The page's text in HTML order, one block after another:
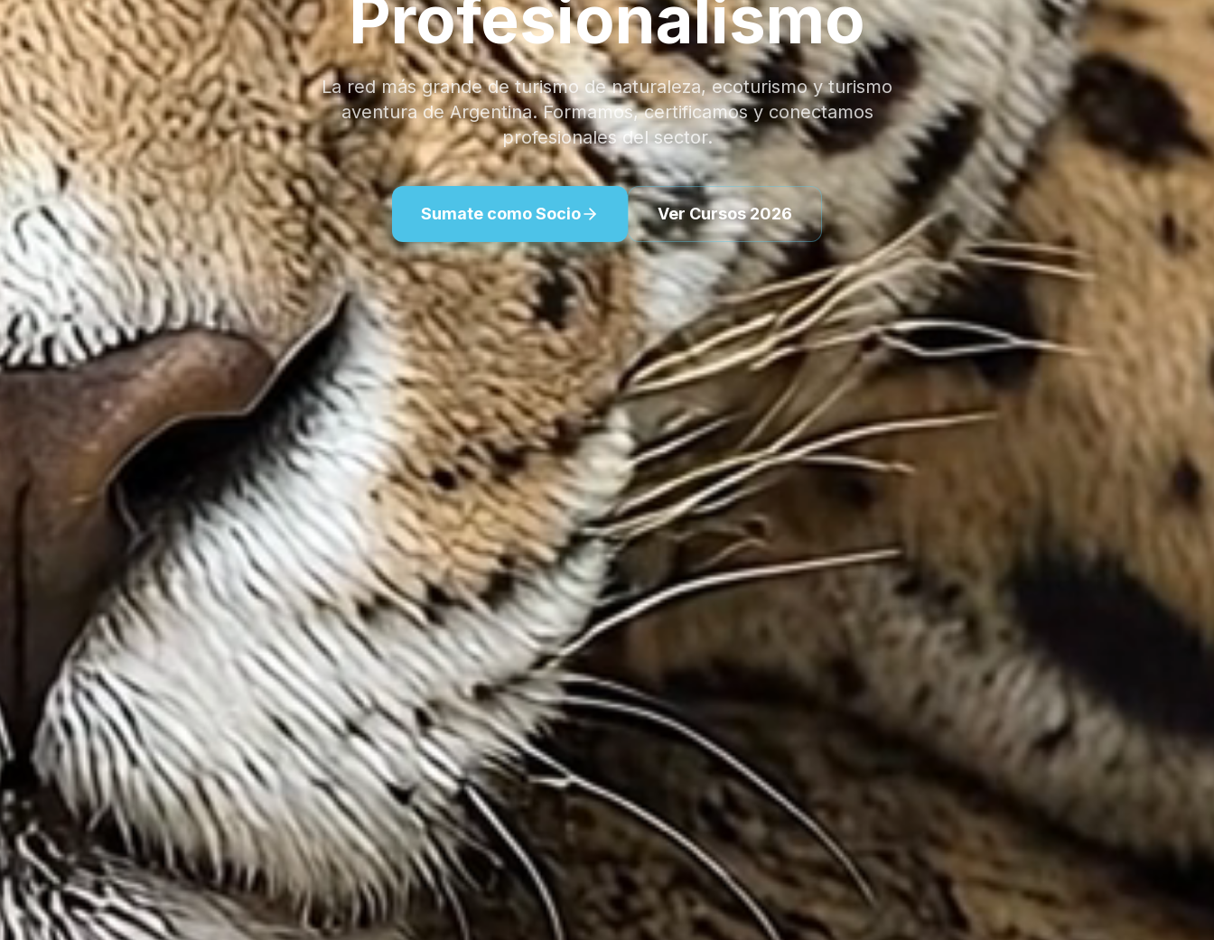
Profesionalismo
La red más grande de turismo de naturaleza, ecoturismo y turismo
aventura de Argentina. Formamos, certificamos y conectamos
profesionales del sector.
Sumate como Socio Ver Cursos 2026